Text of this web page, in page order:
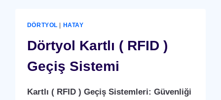
DÖRTYOL | HATAY
Dörtyol Kartlı ( RFID )
Geçiş Sistemi
Kartlı ( RFID ) Geçiş Sistemleri: Güvenliği